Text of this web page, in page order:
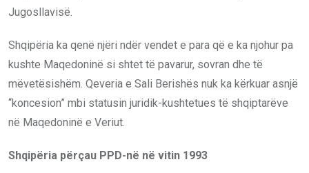
Jugosllavisë.
Shqipëria ka qenë njëri ndër vendet e para që e ka njohur pa
kushte Maqedoninë si shtet të pavarur, sovran dhe të
mëvetësishëm. Qeveria e Sali Berishës nuk ka kërkuar asnjë
“koncesion” mbi statusin juridik-kushtetues të shqiptarëve
në Maqedoninë e Veriut.
Shqipëria përçau PPD-në në vitin 1993